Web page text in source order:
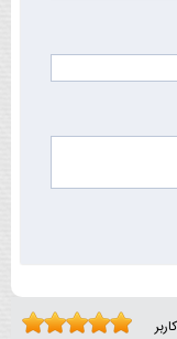
کاربر